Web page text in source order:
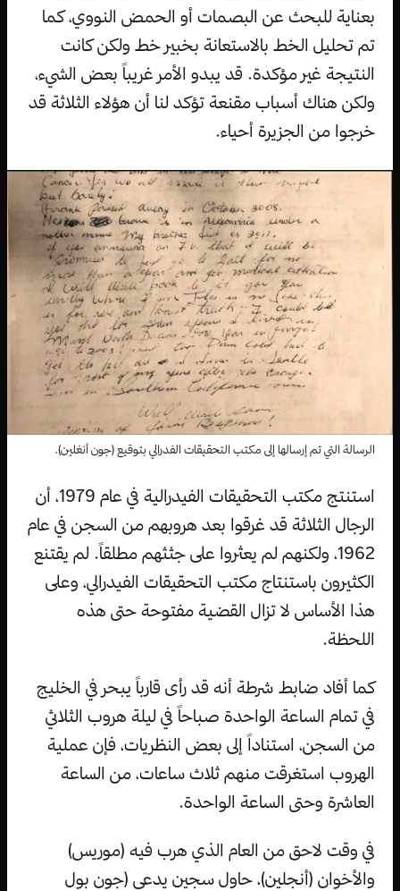
بعناية للبحث عن البصمات أو الحمض النووي، كما
تم تحليل الخط بالاستعانة بخبير خط ولكن كانت
النتيجة غير مؤكدة. قد يبدو الأمر غريباً بعض الشيء،
ولكن هناك أسباب مقنعة تؤكد لنا أن هؤلاء الثلاثة قد
خرجوا من الجزيرة أحياء.
الرسالة التي تم إرسالها إلى مكتب التحقيقات الفدرالي بتوقيع (جون أنغلين).
استنتج مكتب التحقيقات الفيدرالية في عام 1979، أن
الرجال الثلاثة قد غرقوا بعد هروبهم من السجن في عام
1962، ولكنهم لم يعثروا على جثثهم مطلقاً. لم يقتنع
الكثيرون باستنتاج مكتب التحقيقات الفيدرالي، وعلى
هذا الأساس لا تزال القضية مفتوحة حتى هذه
اللحظة.
كما أفاد ضابط شرطة أنه قد رأى قارباً يبحر في الخليج
في تمام الساعة الواحدة صباحاً في ليلة هروب الثلاثي
من السجن، استناداً إلى بعض النظريات، فإن عملية
الهروب استغرقت منهم ثلاث ساعات، من الساعة
العاشرة وحتى الساعة الواحدة.
في وقت لاحق من العام الذي هرب فيه (موريس)
والأخوان (أنجلين)، حاول سجين يدعى (جون بول